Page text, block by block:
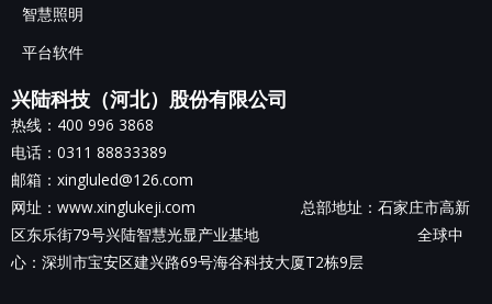
智慧照明
平台软件
兴陆科技（河北）股份有限公司
热线：400 996 3868
电话：0311 88833389
邮箱：xingluled@126.com
网址：www.xinglukeji.com 总部地址： 石家庄市高新
区东乐街79号兴陆智慧光显产业基地 全球中
心：深圳市宝安区建兴路69号海谷科技大厦T2栋9层